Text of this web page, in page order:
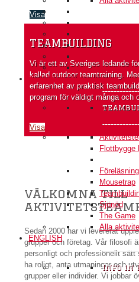
TEAMBUILDING
Flottbygge
Föreläsning
Mousetrap
Sjönöd
The Game
Alla
ENGLISH
Info in
Visa
TEAMBUILDING
Vi är ett av Sveriges ledande
kallad outdoor teamtraining.
erfarenhet av praktisk
program för väldigt många och
Visa
välkomna till
Sedan 2000 har vi levererat
grupper och företag. Vår filosofi
personligt och professionellt sätt
ha roligt, anta utmaningar och
grupper eller individer. Vi jobbar